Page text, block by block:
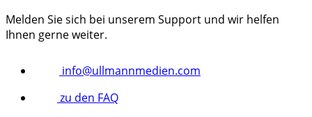
Melden Sie sich bei unserem Support und wir helfen
Ihnen gerne weiter.
info@ullmannmedien.com
zu den FAQ